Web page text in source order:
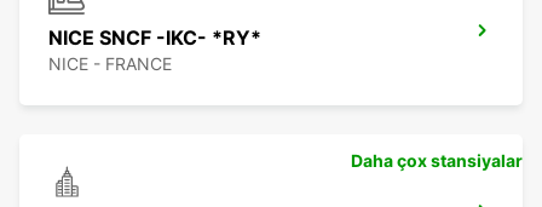
NICE SNCF -IKC- *RY*
NICE - FRANCE
Daha çox stansiyalar